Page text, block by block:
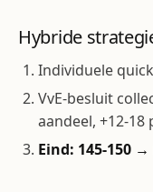
Hybride
Individuele
VvE-besluit
aandeel, +12-18
Eind: 145-150